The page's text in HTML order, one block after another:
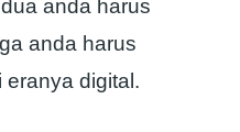
anda harus
anda harus
digital.